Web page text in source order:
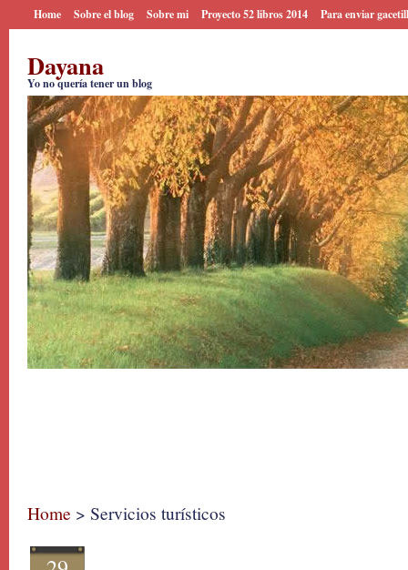
Home Sobre el blog Sobre mi Proyecto 52 libros 2014 Para enviar
Dayana
Yo no quería tener un blog
Home > Servicios turísticos